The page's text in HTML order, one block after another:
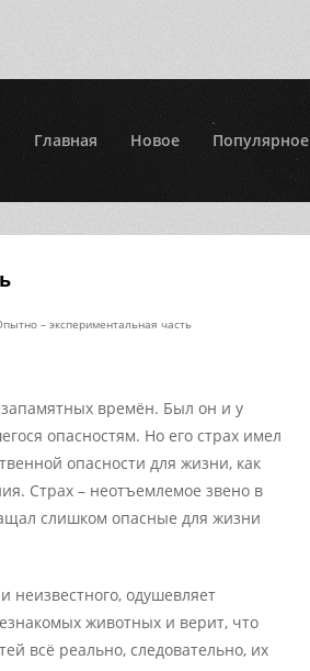
Главная Новое Популярное
– экспериментальная часть
времён. Был он и у
опасностям. Но его страх имел
опасности для жизни, как
Страх – неотъемлемое звено в
слишком опасные для жизни
неизвестного, одушевляет
животных и верит, что
всё реально, следовательно, их